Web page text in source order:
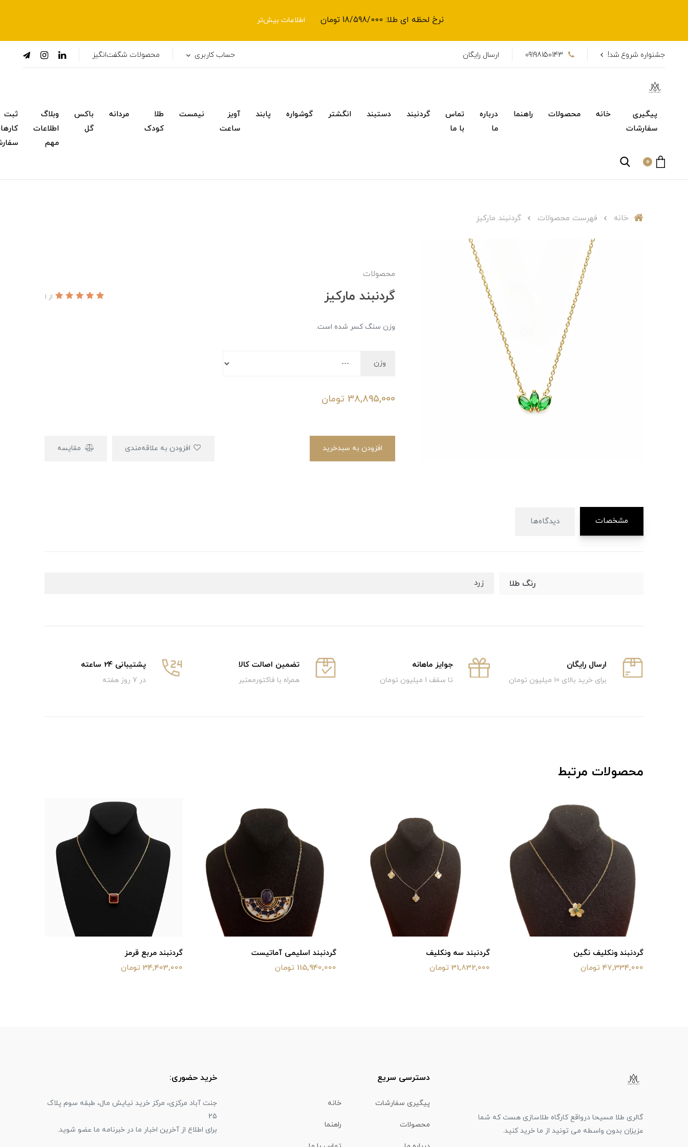
نرخ لحظه ای طلا: 18/598/000 تومان اطلاعات بیش‌تر
جشنواره شروع شد! 09198150143 ارسال رایگان حساب کاربری محصولات شگفت‌انگیز
پیگیری
سفارشات
خانه محصولات راهنما
درباره
ما
تماس
با ما
گردنبند دستبند انگشتر گوشواره پابند
آویز
ساعت
نیمست
طلا
کودک
مردانه
باکس
گل
وبلاگ
اطلاعات
مهم
ثبت
0
خانه فهرست محصولات گردنبند مارکیز
محصولات
گردنبند مارکیز از 1
وزن سنگ کسر شده است.
وزن
38,895,000 تومان
افزودن به سبدخرید مقایسه
مشخصات دیدگاه‌ها
رنگ طلا زرد
ارسال رایگان
برای خرید بالای 10 میلیون تومان
جوایز ماهانه
تا سقف 1 میلیون تومان
تضمین اصالت کالا
همراه با فاکتورمعتبر
پشتیبانی 24 ساعته
در 7 روز هفته
محصولات مرتبط
گردنبند ونکلیف نگین
47,334,000 تومان
گردنبند سه ونکلیف
31,832,000 تومان
گردنبند اسلیمی آماتیست
115,940,000 تومان
گردنبند مربع قرمز
34,403,000 تومان
گالری طلا مسیحا درواقع کارگاه طلاسازی هست که شما
عزیزان بدون واسطه می تونید از ما خرید کنید.
دسترسی سریع
پیگیری سفارشات خانه
محصولات راهنما
خرید حضوری:
جنت آباد مرکزی، مرکز خرید نیایش مال، طبقه سوم پلاک
25
برای اطلاع از آخرین اخبار ما در خبرنامه ما عضو شوید.